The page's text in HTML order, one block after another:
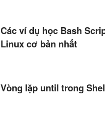
Các ví dụ học Bash
Linux cơ bản nhất
Vòng lặp until trong